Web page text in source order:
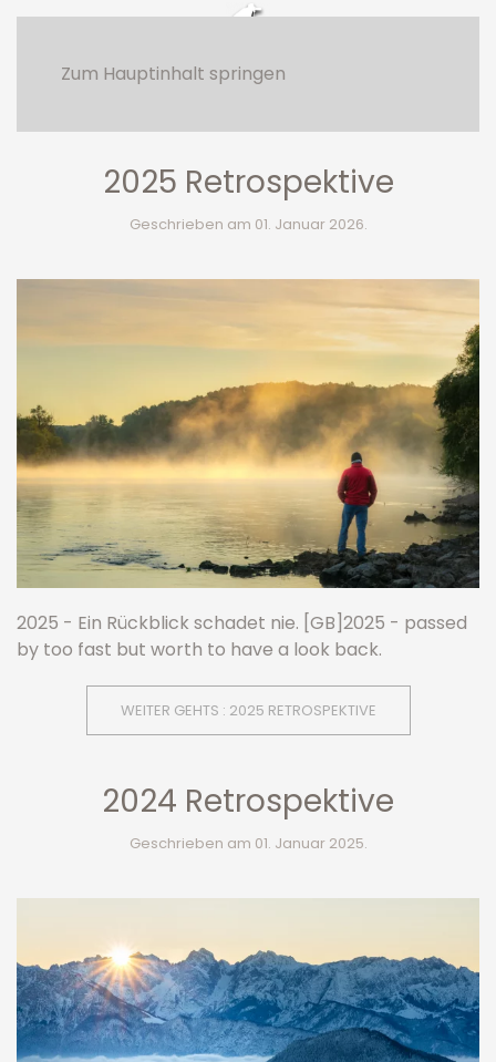
Zum Hauptinhalt springen
2025 Retrospektive
Geschrieben am 01. Januar 2026.
2025 - Ein Rückblick schadet nie. [GB]2025 - passed
by too fast but worth to have a look back.
WEITER GEHTS : 2025 RETROSPEKTIVE
2024 Retrospektive
Geschrieben am 01. Januar 2025.